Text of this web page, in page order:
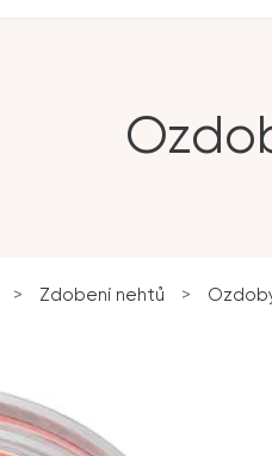
> Zdobení nehtů >